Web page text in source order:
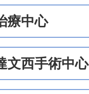
療中心
文西手術中心